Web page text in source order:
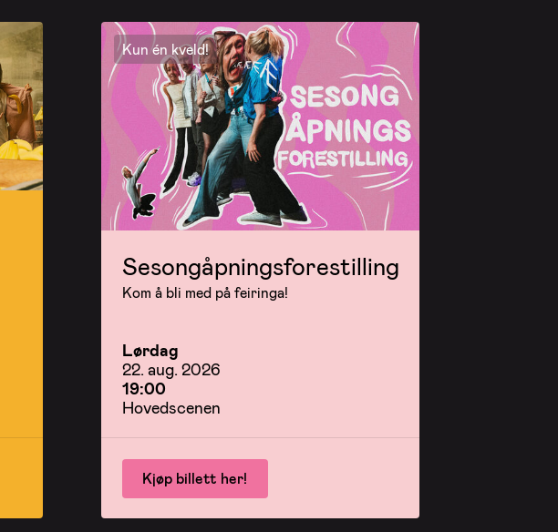
Kun én kveld!
Sesongåpningsforestilling
Kom å bli med på feiringa!
Lørdag
22. aug. 2026
19:00
Hovedscenen
Kjøp billett her!